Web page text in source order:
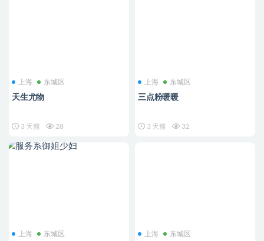
上海 东城区
天生尤物
3 天前 28
上海 东城区
三点粉暖暖
3 天前 32
上海 东城区 上海 东城区